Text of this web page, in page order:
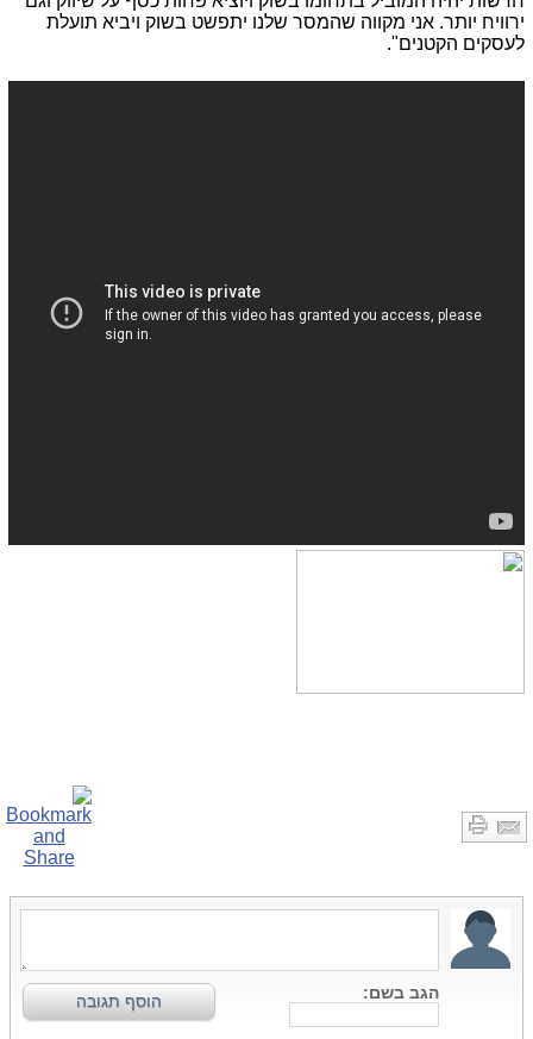
ירוויח יותר. אני מקווה שהמסר שלנו יתפשט בשוק ויביא תועלת
לעסקים הקטנים".